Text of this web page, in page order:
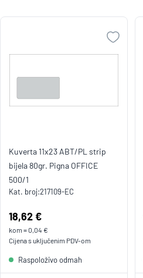
Kuverta 11x23 ABT/PL strip
bijela 80gr. Pigna OFFICE
500/1
Kat. broj:217109-EC
Cijena:
18,62 €
kom =0,04 €
Cijena s uključenim PDV-om
Raspoloživo odmah